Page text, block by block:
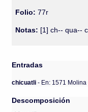
Folio: 77r
Notas: [1] ch-- qua--
Entradas
chicuatli- En: 1571 Molina
Descomposición